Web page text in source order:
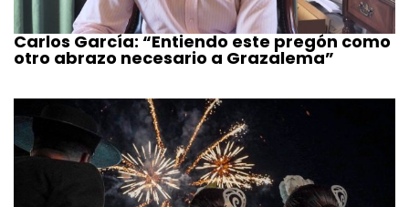
Carlos García: “Entiendo este pregón como
otro abrazo necesario a Grazalema”